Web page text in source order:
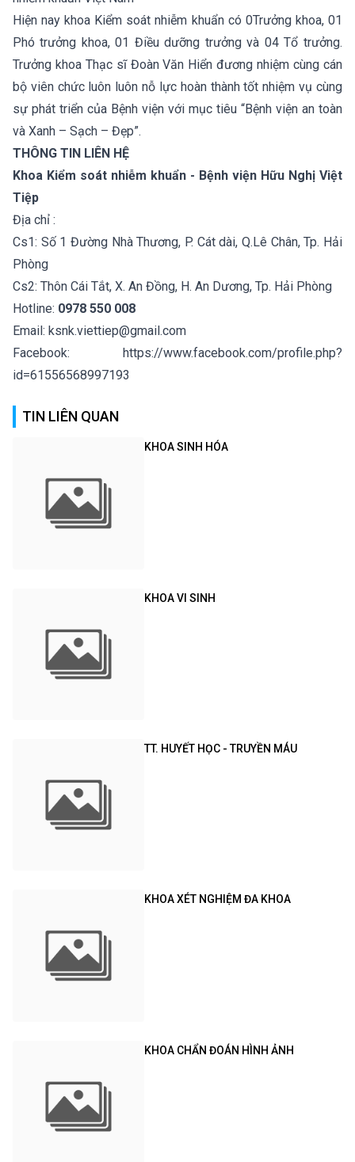
Hiện nay khoa Kiểm soát nhiễm khuẩn có 0Trưởng khoa, 01
Phó trưởng khoa, 01 Điều dưỡng trưởng và 04 Tổ trưởng.
Trưởng khoa Thạc sĩ Đoàn Văn Hiển đương nhiệm cùng cán
bộ viên chức luôn luôn nỗ lực hoàn thành tốt nhiệm vụ cùng
sự phát triển của Bệnh viện với mục tiêu “Bệnh viện an toàn
và Xanh – Sạch – Đẹp”.
THÔNG TIN LIÊN HỆ
Khoa Kiểm soát nhiễm khuẩn - Bệnh viện Hữu Nghị Việt
Tiệp
Địa chỉ :
Cs1: Số 1 Đường Nhà Thương, P. Cát dài, Q.Lê Chân, Tp. Hải
Phòng
Cs2: Thôn Cái Tắt, X. An Đồng, H. An Dương, Tp. Hải Phòng
Hotline: 0978 550 008
Email: ksnk.viettiep@gmail.com
Facebook: https://www.facebook.com/profile.php?
id=61556568997193
TIN LIÊN QUAN
KHOA SINH HÓA
KHOA VI SINH
TT. HUYẾT HỌC - TRUYỀN MÁU
KHOA XÉT NGHIỆM ĐA KHOA
KHOA CHẨN ĐOÁN HÌNH ẢNH